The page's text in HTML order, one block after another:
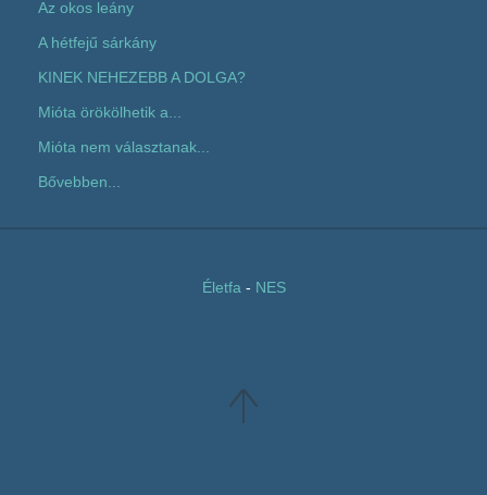
Az okos leány
A hétfejű sárkány
KINEK NEHEZEBB A DOLGA?
Mióta örökölhetik a...
Mióta nem választanak...
Bővebben...
Életfa - NES